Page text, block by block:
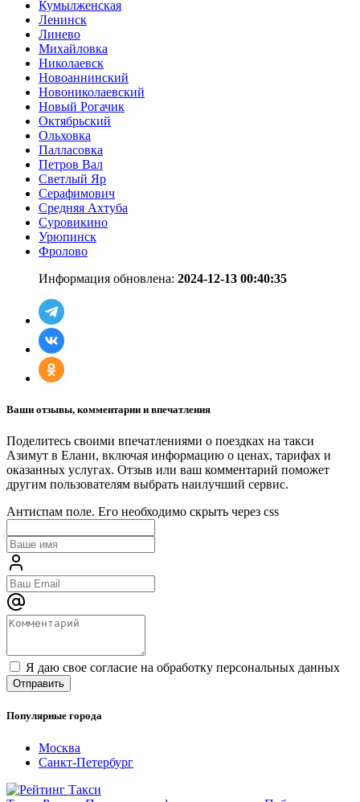
Кумылженская
Ленинск
Линево
Михайловка
Николаевск
Новоаннинский
Новониколаевский
Новый Рогачик
Октябрьский
Ольховка
Палласовка
Петров Вал
Светлый Яр
Серафимович
Средняя Ахтуба
Суровикино
Урюпинск
Фролово
Информация обновлена: 2024-12-13 00:40:35
Ваши отзывы, комментарии и впечатления
Поделитесь своими впечатлениями о поездках на такси
Азимут в Елани, включая информацию о ценах, тарифах и
оказанных услугах. Отзыв или ваш комментарий поможет
другим пользователям выбрать наилучший сервис.
Антиспам поле. Его необходимо скрыть через css
Я даю свое согласие на обработку персональных данных
Популярные города
Москва
Санкт-Петербург